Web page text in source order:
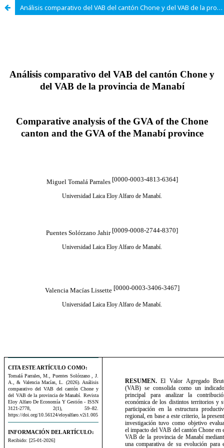
Análisis comparativo del VAB del cantón Chone y del VAB de la provincia de Manabí